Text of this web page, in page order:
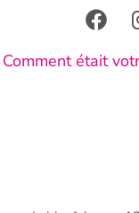
Comment était